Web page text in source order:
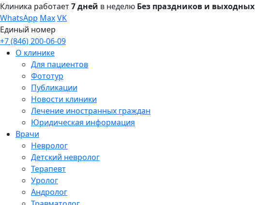
Клиника работает7 дней в неделю Без праздников и выходных
WhatsApp MaxVK
Единый номер
+7 (846) 200-06-09
О клинике
Для пациентов
Фототур
Публикации
Новости клиники
Лечение иностранных граждан
Юридическая информация
Врачи
Невролог
Детский невролог
Терапевт
Уролог
Андролог